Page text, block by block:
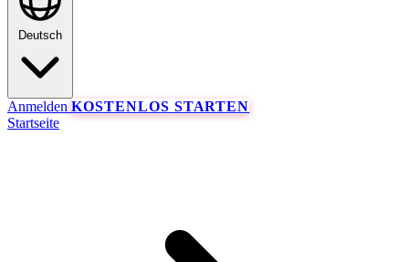
Deutsch
Anmelden KOSTENLOS STARTEN
Startseite